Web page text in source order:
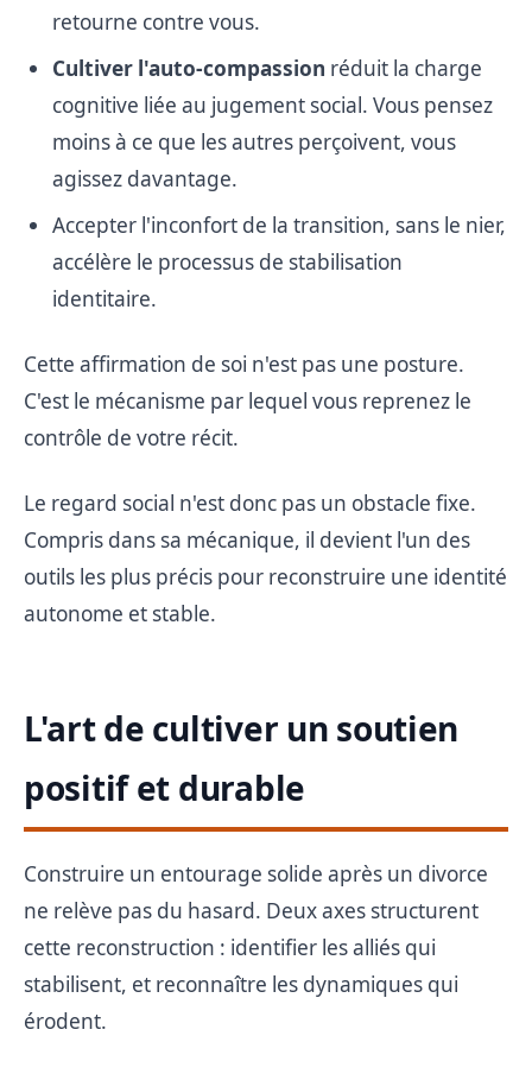
retourne contre vous.
Cultiver l'auto-compassion réduit la charge
cognitive liée au jugement social. Vous pensez
moins à ce que les autres perçoivent, vous
agissez davantage.
Accepter l'inconfort de la transition, sans le nier,
accélère le processus de stabilisation
identitaire.
Cette affirmation de soi n'est pas une posture.
C'est le mécanisme par lequel vous reprenez le
contrôle de votre récit.
Le regard social n'est donc pas un obstacle fixe.
Compris dans sa mécanique, il devient l'un des
outils les plus précis pour reconstruire une identité
autonome et stable.
L'art de cultiver un soutien
positif et durable
Construire un entourage solide après un divorce
ne relève pas du hasard. Deux axes structurent
cette reconstruction : identifier les alliés qui
stabilisent, et reconnaître les dynamiques qui
érodent.